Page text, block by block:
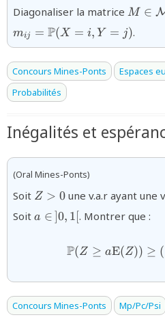
Diagonaliser la matrice M ∈
mij = P(X = i, Y = j).
Concours Mines-Ponts Espaces
Probabilités
Inégalités et
(Oral Mines-Ponts)
Soit {Z>0}
Z > 0une v.a.r ayant une
Soit {a
\in\,]0,1[}
a ∈]0, 1[. Montrer que :
P(Z ≥ aE(Z)) ≥ (
Concours Mines-Ponts Mp/Pc/Psi